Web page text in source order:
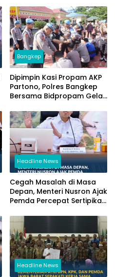
Bangkep
Dipimpin Kasi Propam AKP
Partono, Polres Bangkep
Bersama Bidpropam Gelar
Headline News
Cegah Masalah di Masa
Depan, Menteri Nusron Ajak
Pemda Percepat Sertipikasi
NTT
Headline News